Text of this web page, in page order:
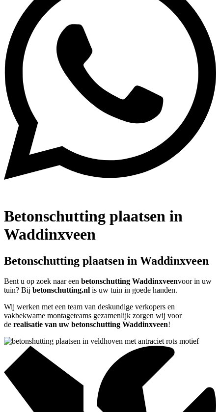
Betonschutting plaatsen in
Waddinxveen
Betonschutting plaatsen in Waddinxveen
Bent u op zoek naar een betonschutting Waddinxveenvoor in uw
tuin? Bij betonschutting.nl is uw tuin in goede handen.
Wij werken met een team van deskundige verkopers en
vakbekwame montageteams gezamenlijk zorgen wij voor
de realisatie van uw betonschutting Waddinxveen!